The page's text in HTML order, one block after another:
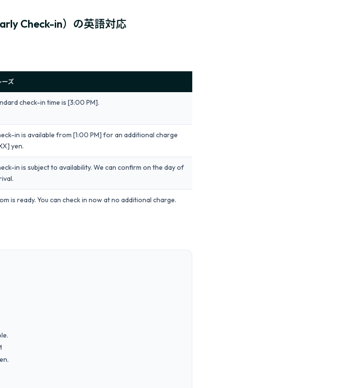
Check-in）の英語対応
ーズ
check-in time is [3:00 PM].
in is available from [1:00 PM] for an additional charge
yen.
in is subject to availability. We can confirm on the day of
is ready. You can check in now at no additional charge.